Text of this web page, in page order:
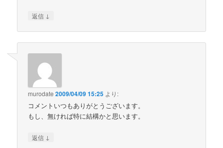
返信 ↓
murodate 2009/04/09 15:25 より:
コメントいつもありがとうございます。
もし、無ければ特に結構かと思います。
返信 ↓